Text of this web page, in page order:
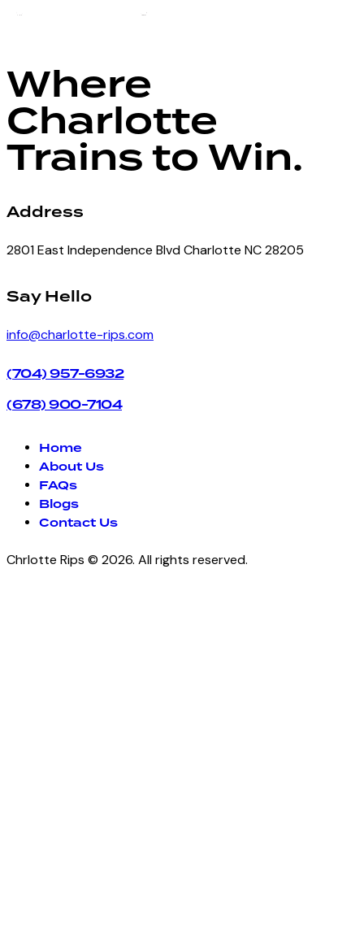
Where
Charlotte
Trains to Win.
Address
2801 East Independence Blvd Charlotte NC 28205
facebook-
instagram
Say Hello
info@charlotte-rips.com
(704) 957-6932
(678) 900-7104
Home
About Us
FAQs
Blogs
Contact Us
Chrlotte Rips © 2026. All rights reserved.